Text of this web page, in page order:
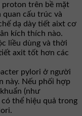
proton trên bề mặt
quan cấu trúc và
dạ dày tiết aixt cơ
kích thích nào.
liều dùng và thời
axit tốt hơn các
pylori ở người
này. Nếu phối hợp
(như
thể hiệu quả trong